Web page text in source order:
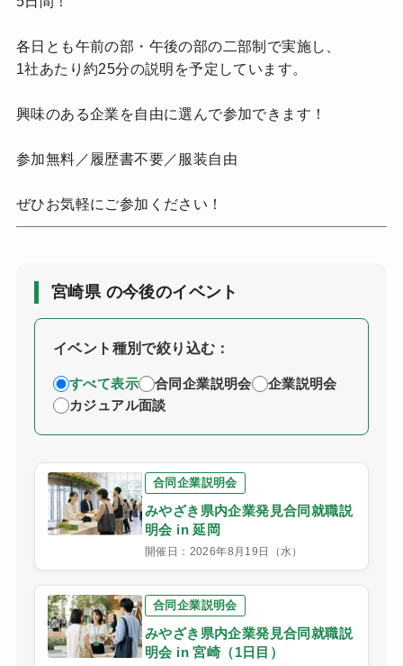
各日とも午前の部・午後の部の二部制で実施し、
1社あたり約25分の説明を予定しています。
興味のある企業を自由に選んで参加できます！
参加無料／履歴書不要／服装自由
ぜひお気軽にご参加ください！
宮崎県 の今後のイベント
イベント種別で絞り込む：
すべて表示 合同企業説明会
企業説明会
カジュアル面談
合同企業説明会
みやざき県内企業発見合同就職説
明会 in 延岡
開催日：2026年8月19日（水）
合同企業説明会
みやざき県内企業発見合同就職説
明会 in 宮崎（1日目）